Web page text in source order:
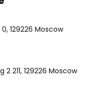
0,129226 Moscow
2 211, 129226 Moscow